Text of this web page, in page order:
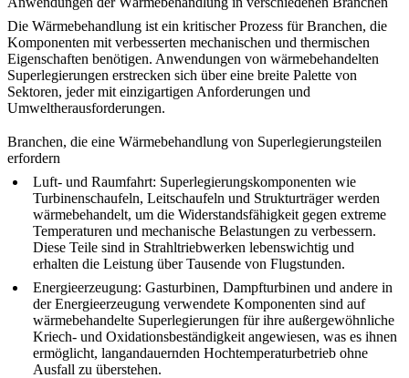
Die Wärmebehandlung ist ein kritischer Prozess für Branchen, die
Komponenten mit verbesserten mechanischen und thermischen
Eigenschaften benötigen. Anwendungen von wärmebehandelten
Superlegierungen erstrecken sich über eine breite Palette von
Sektoren, jeder mit einzigartigen Anforderungen und
Umweltherausforderungen.
Branchen, die eine Wärmebehandlung von Superlegierungsteilen
erfordern
Luft- und Raumfahrt: Superlegierungskomponenten wie
Turbinenschaufeln, Leitschaufeln und Strukturträger werden
wärmebehandelt, um die Widerstandsfähigkeit gegen extreme
Temperaturen und mechanische Belastungen zu verbessern.
Diese Teile sind in Strahltriebwerken lebenswichtig und
erhalten die Leistung über Tausende von Flugstunden.
Energieerzeugung: Gasturbinen, Dampfturbinen und andere in
der Energieerzeugung verwendete Komponenten sind auf
wärmebehandelte Superlegierungen für ihre außergewöhnliche
Kriech- und Oxidationsbeständigkeit angewiesen, was es ihnen
ermöglicht, langandauernden Hochtemperaturbetrieb ohne
Ausfall zu überstehen.